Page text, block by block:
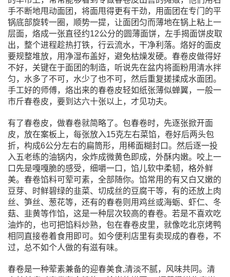
手不断地甩动面团，将面甩得更有干劲，用面团在专门的平
锅底部旋转一圈，顺势一提，让面团匀而薄地在锅上粘上一
层面，烙成一张直径约12公分的圆薄面饼，左手揭面饼皮取
出，整个进程趁热打铁，行云流水，干净利落。烙好的面皮
要规整堆放，用净湿布盖好，避免枯燥发硬。春卷皮做得好
不好，关键在于面团的制造，听说先在盆内将面粉用清水拌
匀，水多了不可，水少了也不可，然后重复搓揉成水面团。
手工好的师傅，烙出来的春卷皮轻如纸张薄似蝉翼，一般一
市斤春卷皮，要到达六十张以上，才见功夫。
有了春卷皮，做春卷就简略了。包春卷时，先逐张掀开面
皮，放在案板上，每张放入15克左右菜馅，卷好后两头包
折，构成6公分左右的扁筒形，用稀面糊封口。然后逐一投
入五老练的油锅内，氽炸成微黄色即成，外酥内嫩。咬上一
口先是嘎嘎脆的感受，细嚼一口，馅儿软中柔韧，格外鲜
美。春卷馅料可荤可素，全部随你。馅常用的有又白又嫩的
豆芽、时鲜碧绿的韭菜、切成丝的豆腐干等，有的还放上肉
丝、笋丝、葱花等，还有的春卷则用鸡丝或海蛎、虾仁、冬
菇、韭黄等作馅，这是一种层次较高的春卷。若是不喜欢吃
油炸的，也可把馅料炒熟，包在春卷皮里，就像吃北京烤鸭
相同直接卷着食用即可。如今便利店里有卖现成的春卷，不
过，总不如个人做的有滋有味。
春卷是一种荤素兼备的迎春美食,清淡不腻，风味共同。清